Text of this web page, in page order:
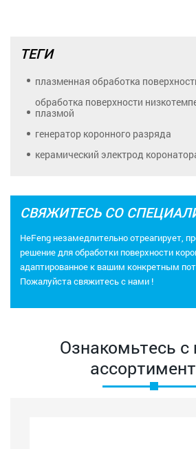
ТЕГИ
плазменная обработка
обработка поверхности
плазмой
генератор коронного разряда
керамический электрод
СВЯЖИТЕСЬ СО
HeFeng незамедлительно отреагирует,
решение для обработки поверхности
адаптированное к вашим конкретным
Пожалуйстасвяжитесь с нами !
Ознакомьтесь